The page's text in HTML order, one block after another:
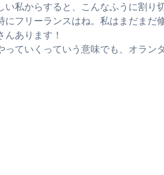
い私からすると、こんなふうに割り
フリーランスはね。私はまだまだ
あります！
っていくっていう意味でも、オラン